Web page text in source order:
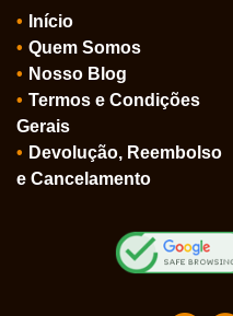
Início
Quem Somos
Nosso Blog
Termos e Condições
Gerais
Devolução, Reembolso
e Cancelamento